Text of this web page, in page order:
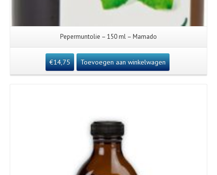
Pepermuntolie – 150 ml – Mamado
€14,75 Toevoegen aan winkelwagen